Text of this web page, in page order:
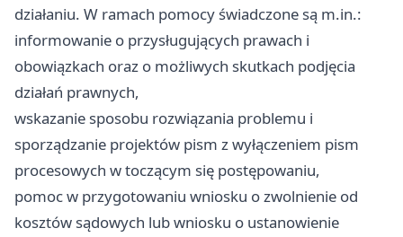
działaniu. W ramach pomocy świadczone są m.in.:
informowanie o przysługujących prawach i
obowiązkach oraz o możliwych skutkach podjęcia
działań prawnych,
wskazanie sposobu rozwiązania problemu i
sporządzanie projektów pism z wyłączeniem pism
procesowych w toczącym się postępowaniu,
pomoc w przygotowaniu wniosku o zwolnienie od
kosztów sądowych lub wniosku o ustanowienie